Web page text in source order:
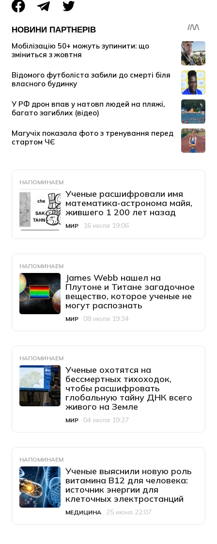
НАПОМИНАЕМ
Ученые расшифровали имя
математика-астронома майя,
жившего 1 200 лет назад
Категория
МИР
Дата публикации
16 июля 19:06
НАПОМИНАЕМ
James Webb нашел на
Плутоне и Титане загадочное
вещество, которое ученые не
могут распознать
Категория
МИР
Дата публикации
08 июля 19:34
НАПОМИНАЕМ
Ученые охотятся на
бессмертных тихоходок,
чтобы расшифровать
глобальную тайну ДНК всего
живого на Земле
Категория
МИР
Дата публикации
04 июля 19:27
НАПОМИНАЕМ
Ученые выяснили новую роль
витамина B12 для человека:
источник энергии для
клеточных электростанций
Категория
МЕДИЦИНА
Дата публикации
25 июня 22:07